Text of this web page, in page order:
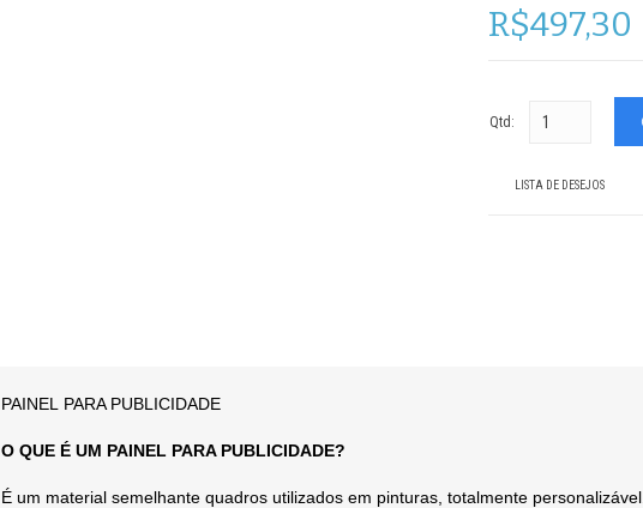
R$497,30
Qtd:
LISTA DE DESEJOS
PAINEL PARA PUBLICIDADE
O QUE É UM PAINEL PARA PUBLICIDADE?
É um material semelhante quadros utilizados em pinturas, totalmente personalizável.